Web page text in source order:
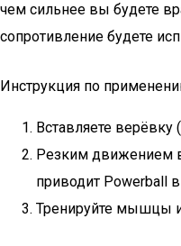
чем сильнее вы будете
сопротивление будете
Инструкция по
Вставляете верёвку
Резким движением
приводит Powerball
Тренируйте мышцы и